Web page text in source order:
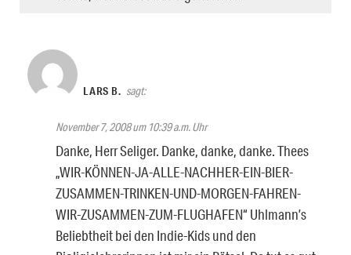
LARS B. sagt:
November 7, 2008 um 10:39 a.m. Uhr
Danke, Herr Seliger. Danke, danke, danke. Thees
„WIR-KÖNNEN-JA-ALLE-NACHHER-EIN-BIER-
ZUSAMMEN-TRINKEN-UND-MORGEN-FAHREN-
WIR-ZUSAMMEN-ZUM-FLUGHAFEN“ Uhlmann’s
Beliebtheit bei den Indie-Kids und den